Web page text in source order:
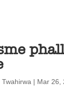
| Mar 26,